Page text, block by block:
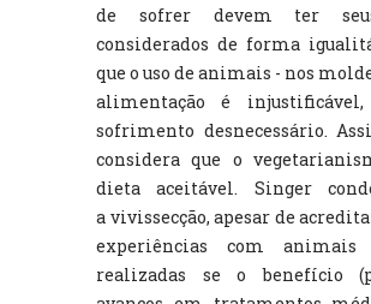
de sofrer devem ter
considerados de forma
que o uso de animais - nos
alimentação é
sofrimento desnecessário.
considera que o
dieta aceitável. Singer
a vivissecção, apesar de
experiências com animais
realizadas se o benefício